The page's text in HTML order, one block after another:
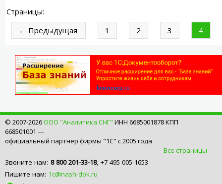
Страницы:
← Предыдущая
1 2 3 4
© 2007-2026ООО "Аналитика СНГ" ИНН 6685001878 КПП
668501001 —
официальный партнер фирмы "1С" с 2005 года
Все страницы
Звоните нам: 8 800 201-33-18, +7 495 005-1653
Пишите нам: 1c@nash-dok.ru